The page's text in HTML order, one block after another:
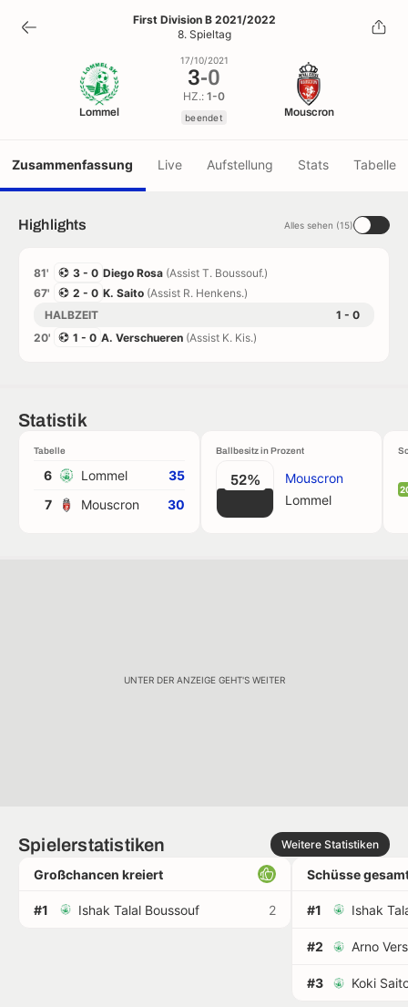
3-0
beendet
First Division B 2021/2022
8. Spieltag
Lommel
17/10/2021
3-0
HZ.: 1-0
beendet Mouscron
Zusammenfassung Live Aufstellung Stats Tabelle
Highlights Alles sehen (15)
81' 3 - 0 Diego Rosa (Assist T. Boussouf.)
67'
2 - 0 K. Saito (Assist R. Henkens.)
HALBZEIT
1 - 0
20'
1 - 0 A. Verschueren (Assist K. Kis.)
Statistik
Tabelle
6 Lommel
35
7
Mouscron 30
Ballbesitz in Prozent
52%
Mouscron
Lommel
UNTER DER ANZEIGE GEHT'S WEITER
Spielerstatistiken Weitere Statistiken
Großchancen kreiert
#1 Ishak Talal Boussouf 2
Schüsse
#1 Ishak
#2 Arno
#3 Koki